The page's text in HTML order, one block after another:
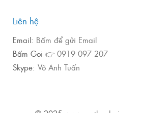
Liên hệ
Email: Bấm để gửi Email
Bấm Gọi 👉 0919 097 207
Skype: Võ Anh Tuấn